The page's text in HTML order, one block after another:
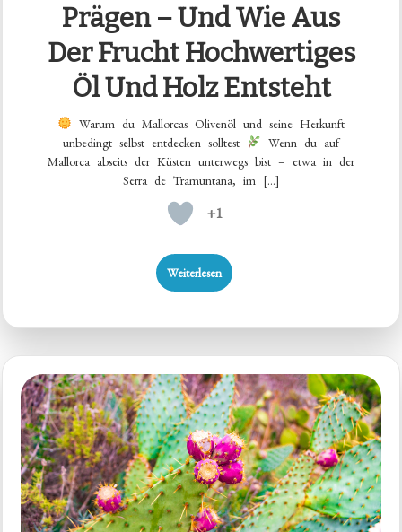
Prägen – Und Wie Aus
Der Frucht Hochwertiges
Öl Und Holz Entsteht
Warum du Mallorcas Olivenöl und seine Herkunft
unbedingt selbst entdecken solltest
Wenn du auf
Mallorca abseits der Küsten unterwegs bist – etwa in der
Serra de Tramuntana, im […]
+1
Weiterlesen